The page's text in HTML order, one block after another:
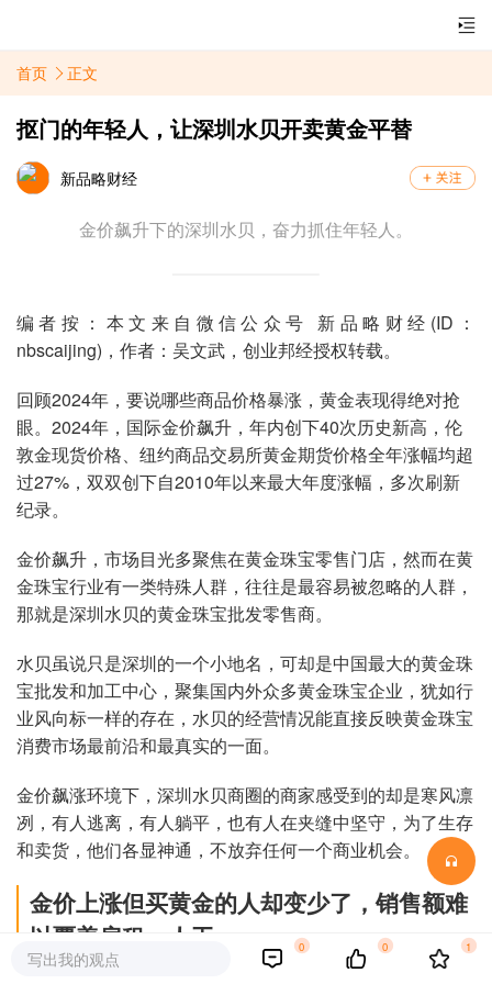
首页 正文
抠门的年轻人，让深圳水贝开卖黄金平替
新品略财经
金价飙升下的深圳水贝，奋力抓住年轻人。‍‍‍‍‍‍‍‍‍‍‍‍‍‍‍‍‍‍‍‍‍‍‍‍‍‍‍‍‍‍‍‍‍‍‍‍‍‍‍‍‍‍
编者按：本文来自微信公众号 新品略财经(ID：
nbscaijing)，作者：吴文武，创业邦经授权转载。
回顾2024年，要说哪些商品价格暴涨，黄金表现得绝对抢
眼。2024年，国际金价飙升，年内创下40次历史新高，伦
敦金现货价格、纽约商品交易所黄金期货价格全年涨幅均超
过27%，双双创下自2010年以来最大年度涨幅，多次刷新
纪录。
金价飙升，市场目光多聚焦在黄金珠宝零售门店，然而在黄
金珠宝行业有一类特殊人群，往往是最容易被忽略的人群，
那就是深圳水贝的黄金珠宝批发零售商。
水贝虽说只是深圳的一个小地名，可却是中国最大的黄金珠
宝批发和加工中心，聚集国内外众多黄金珠宝企业，犹如行
业风向标一样的存在，水贝的经营情况能直接反映黄金珠宝
消费市场最前沿和最真实的一面。
金价飙涨环境下，深圳水贝商圈的商家感受到的却是寒风凛
冽，有人逃离，有人躺平，也有人在夹缝中坚守，为了生存
和卖货，他们各显神通，不放弃任何一个商业机会。
金价上涨但买黄金的人却变少了，销售额难
以覆盖房租、人工
写出我的观点
0 0 1